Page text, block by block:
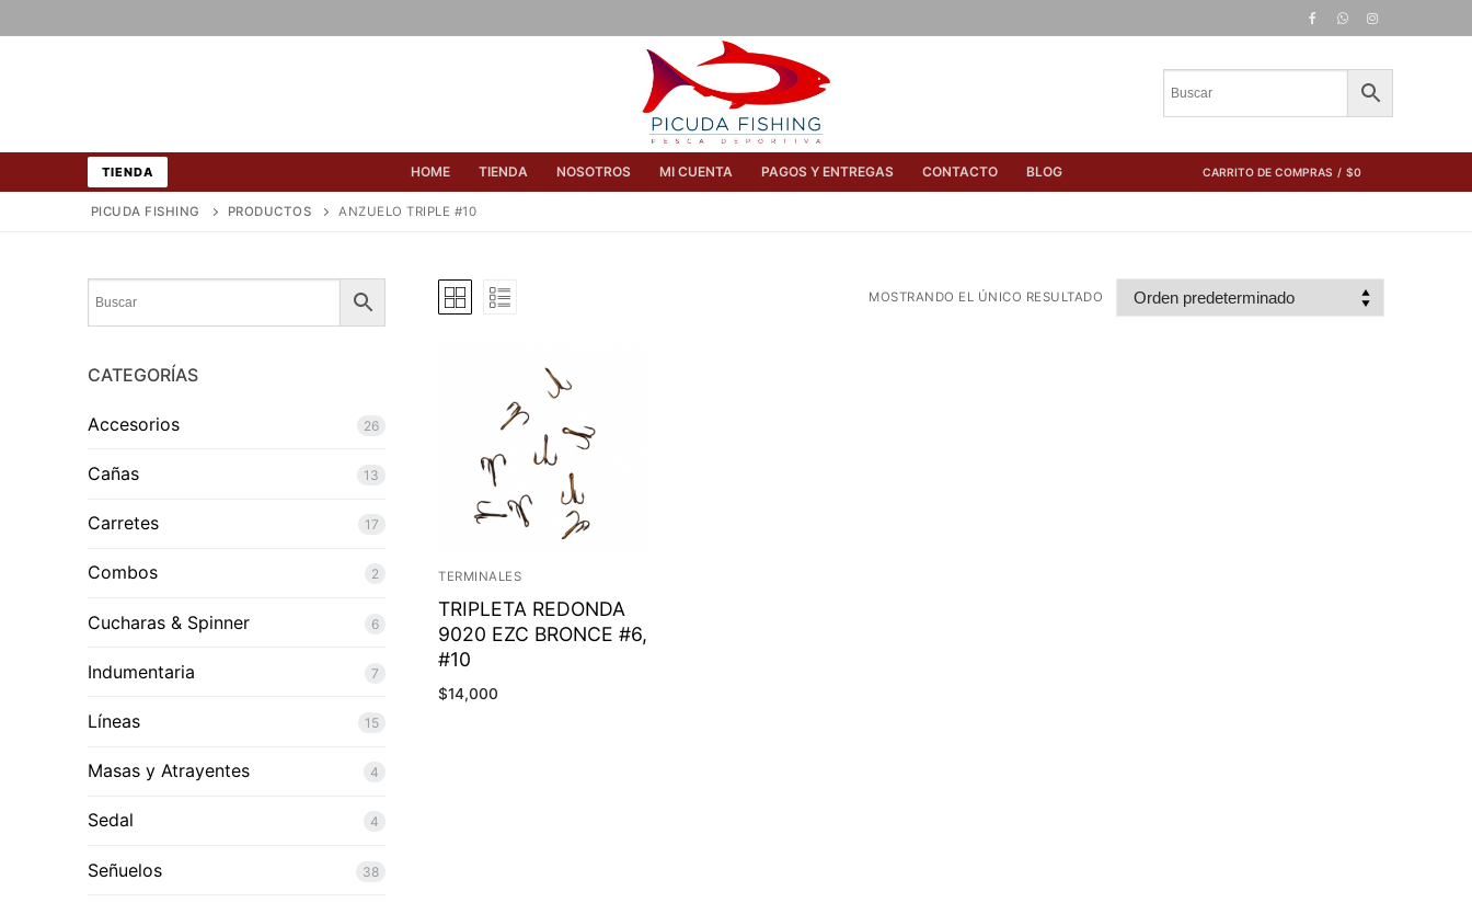
al
TIENDA HOME TIENDA NOSOTROS MI CUENTA PAGOS Y ENTREGAS CONTACTO BLOG CARRITO DE COMPRAS / $0
PICUDA FISHING PRODUCTOS ANZUELO TRIPLE #10
MOSTRANDO EL ÚNICO RESULTADO
TERMINALES
TRIPLETA REDONDA
9020 EZC BRONCE #6,
#10
$14,000
CATEGORÍAS
Accesorios 26
Cañas 13
Carretes 17
Combos 2
Cucharas & Spinner 6
Indumentaria 7
Líneas 15
Masas y Atrayentes 4
Sedal 4
Señuelos 38